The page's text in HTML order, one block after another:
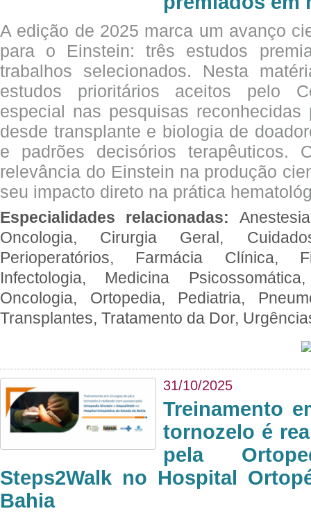
A edição de 2025 marca um avanço
para o Einstein: três estudos
trabalhos selecionados. Nesta
estudos prioritários aceitos pelo
especial nas pesquisas
desde transplante e biologia de
e padrões decisórios terapêuticos.
relevância do Einstein na produção
seu impacto direto na prática
Especialidades relacionadas:
Oncologia, Cirurgia Geral,
Perioperatórios, Farmácia Clínica,
Infectologia, Medicina
Oncologia, Ortopedia, Pediatria,
Transplantes, Tratamento da Dor,
31/10/2025
Treinamento
tornozelo é
pela
Steps2Walk no Hospital
Bahia